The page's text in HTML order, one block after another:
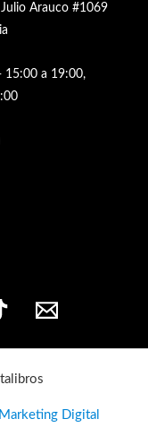
Arauco #1069
15:00 a 19:00,
Digital